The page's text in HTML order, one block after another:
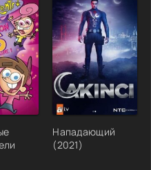
Нападающий
(2021)